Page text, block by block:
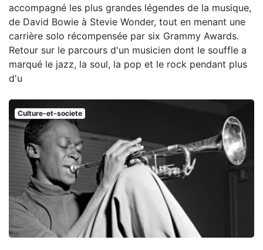
accompagné les plus grandes légendes de la musique,
de David Bowie à Stevie Wonder, tout en menant une
carrière solo récompensée par six Grammy Awards.
Retour sur le parcours d'un musicien dont le souffle a
marqué le jazz, la soul, la pop et le rock pendant plus
d'u
Culture-et-societe